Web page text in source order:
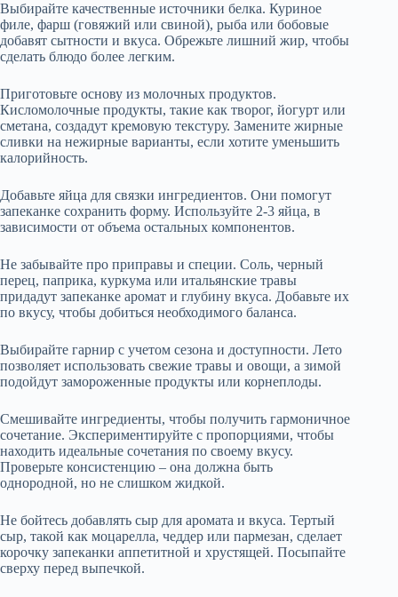
Выбирайте качественные источники белка. Куриное
филе, фарш (говяжий или свиной), рыба или бобовые
добавят сытности и вкуса. Обрежьте лишний жир, чтобы
сделать блюдо более легким.
Приготовьте основу из молочных продуктов.
Кисломолочные продукты, такие как творог, йогурт или
сметана, создадут кремовую текстуру. Замените жирные
сливки на нежирные варианты, если хотите уменьшить
калорийность.
Добавьте яйца для связки ингредиентов. Они помогут
запеканке сохранить форму. Используйте 2-3 яйца, в
зависимости от объема остальных компонентов.
Не забывайте про приправы и специи. Соль, черный
перец, паприка, куркума или итальянские травы
придадут запеканке аромат и глубину вкуса. Добавьте их
по вкусу, чтобы добиться необходимого баланса.
Выбирайте гарнир с учетом сезона и доступности. Лето
позволяет использовать свежие травы и овощи, а зимой
подойдут замороженные продукты или корнеплоды.
Смешивайте ингредиенты, чтобы получить гармоничное
сочетание. Экспериментируйте с пропорциями, чтобы
находить идеальные сочетания по своему вкусу.
Проверьте консистенцию – она должна быть
однородной, но не слишком жидкой.
Не бойтесь добавлять сыр для аромата и вкуса. Тертый
сыр, такой как моцарелла, чеддер или пармезан, сделает
корочку запеканки аппетитной и хрустящей. Посыпайте
сверху перед выпечкой.